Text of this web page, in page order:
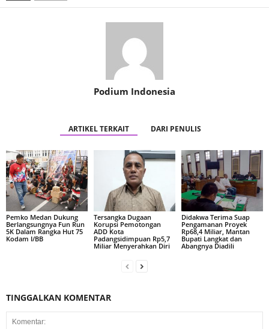
Podium Indonesia
ARTIKEL TERKAIT DARI PENULIS
Pemko Medan Dukung
Berlangsungnya Fun Run
5K Dalam Rangka Hut 75
Kodam I/BB
Tersangka Dugaan
Korupsi Pemotongan
ADD Kota
Padangsidimpuan Rp5,7
Miliar Menyerahkan Diri
Didakwa Terima Suap
Pengamanan Proyek
Rp68,4 Miliar, Mantan
Bupati Langkat dan
Abangnya Diadili
TINGGALKAN KOMENTAR